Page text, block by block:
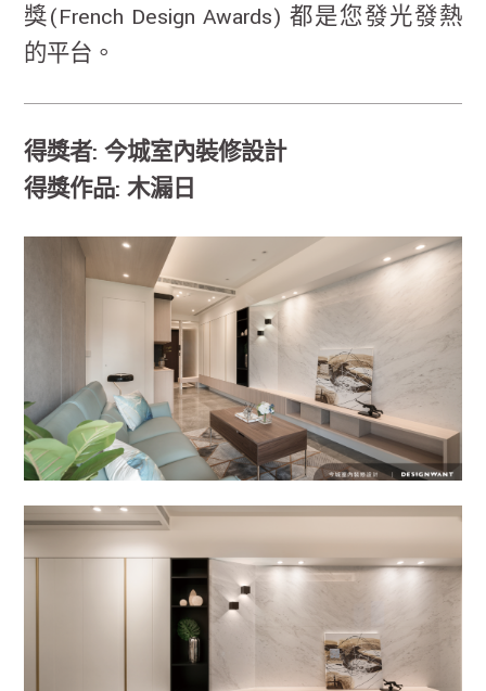
獎(French Design Awards) 都是您發光發熱
的平台。
得獎者: 今城室內裝修設計
得獎作品: 木漏日